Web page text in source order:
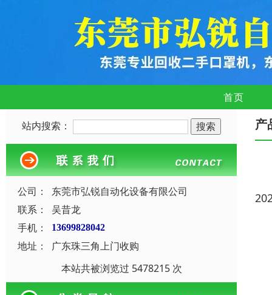
首页
站内搜索：
公司：
东莞市弘锐自动化设备有限公司
联系：
吴昔龙
手机：
13699828042
地址：
广东珠三角上门收购
本站共被浏览过 5478215 次
产